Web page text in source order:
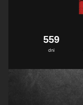
dni
559